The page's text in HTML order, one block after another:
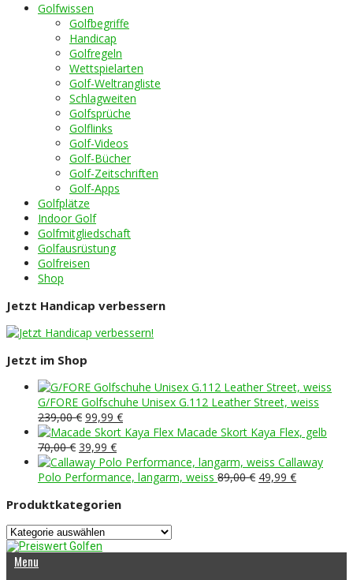
Golfwissen
Golfbegriffe
Handicap
Golfregeln
Wettspielarten
Golf-Weltrangliste
Schlagweiten
Golfsprüche
Golflinks
Golf-Videos
Golf-Bücher
Golf-Zeitschriften
Golf-Apps
Golfplätze
Indoor Golf
Golfmitgliedschaft
Golfausrüstung
Golfreisen
Shop
Jetzt Handicap verbessern
Jetzt im Shop
G/FORE Golfschuhe Unisex G.112 Leather Street, weiss
239,00€ Ursprünglicher
Preis
war:
239,00 €
99,99 €Aktueller
Preis
99,99 €.
Macade Skort Kaya Flex, gelb
70,00€ Ursprünglicher
Preis
war:
39,99 €Aktueller
Preis
ist:
Callaway
Polo Performance, langarm, weiss 89,00€ Ursprünglicher
49,99 €Aktueller
Produktkategorien
Menu